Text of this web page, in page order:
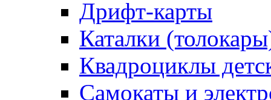
Дрифт-карты
Каталки
Квадроциклы
Самокаты и